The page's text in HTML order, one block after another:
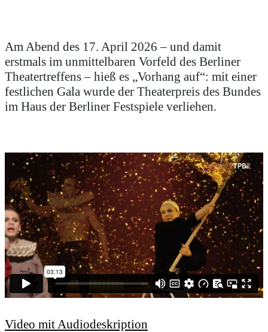
Am Abend des 17. April 2026 – und damit
erstmals im unmittelbaren Vorfeld des Berliner
Theatertreffens – hieß es „Vorhang auf“: mit einer
festlichen Gala wurde der Theaterpreis des Bundes
im Haus der Berliner Festspiele verliehen.
Video mit Audiodeskription